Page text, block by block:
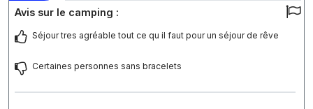
Avis sur le camping :
Séjour tres agréable tout ce qu il faut pour un séjour de rêve
Certaines personnes sans bracelets